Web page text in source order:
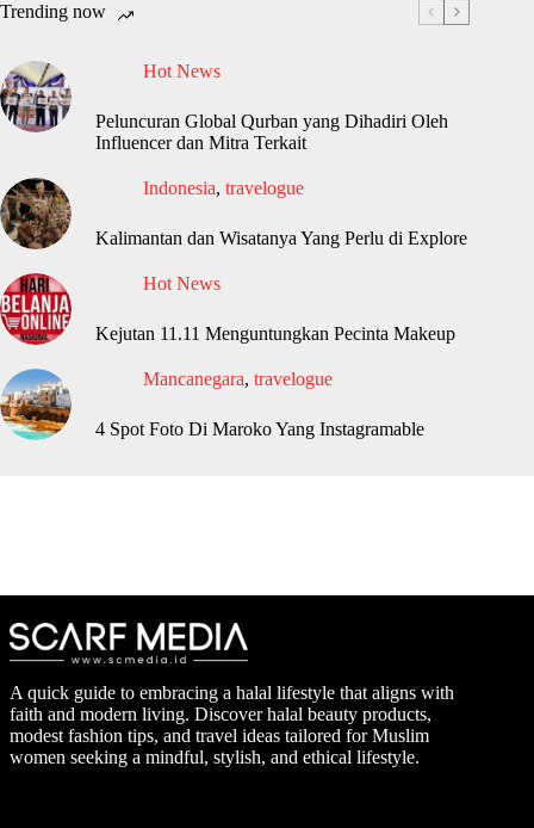
Trending now
Hot News
Peluncuran Global Qurban yang Dihadiri Oleh
Influencer dan Mitra Terkait
Indonesia, travelogue
Kalimantan dan Wisatanya Yang Perlu di Explore
Hot News
Kejutan 11.11 Menguntungkan Pecinta Makeup
Mancanegara, travelogue
4 Spot Foto Di Maroko Yang Instagramable
A quick guide to embracing a halal lifestyle that aligns with
faith and modern living. Discover halal beauty products,
modest fashion tips, and travel ideas tailored for Muslim
women seeking a mindful, stylish, and ethical lifestyle.